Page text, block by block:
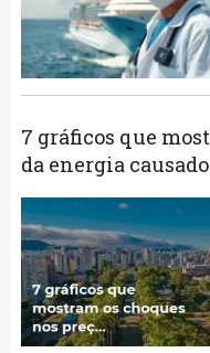
7 gráficos que
da energia